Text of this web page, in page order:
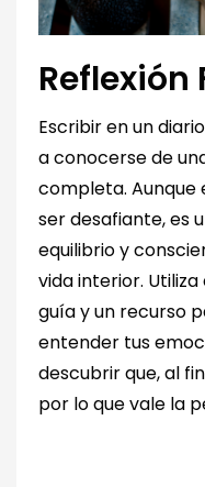
Reflexión
Escribir en un
a conocerse de
completa.
ser desafiante, es
equilibrio y
vida interior.
guía y un recurso
entender tus
descubrir que, al
por lo que vale la